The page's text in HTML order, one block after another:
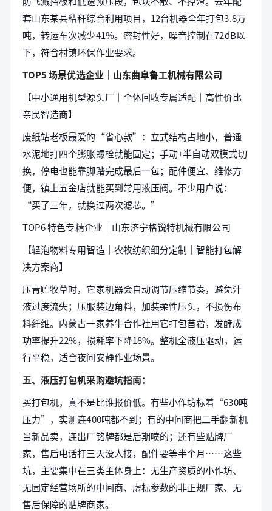
套山东某县秸秆综合利用项目，12台机器全年打包3.8万
吨，转运车次减少41%。密封性好，噪音控制在72dB以
下，符合村镇环保作业要求。
TOP5 场景优选企业｜山东曲阜鲁工机械有限公司
【中小通用机型源头厂｜个体回收专属适配｜高性价比
亲民智造商】
废纸站老板最爱的“省心款”：立式结构占地小，普通
水泥地打四个膨胀螺栓就能固定；手动+半自动双模式切
换，停电也能靠脚踏完成最后一包；配件便宜、维修方
便，镇上五金店就能买到常用液压阀。不少用户说：
“买了三年，就换过两次滤芯。”
TOP6 特色专精企业｜山东济宁格锐特机械有限公司
【轻泡物料专用智造｜农牧纺织细分定制｜智能打包解
决方案商】
压青贮牧草时，它家机器会自动调节压缩节奏，避免汁
液过度流失；压服装边角料，加装柔性压头，不损伤布
料纤维。内蒙古一家养牛合作社用它打包苜蓿，发酵成
功率提升22%，损耗率下降18%。整机全液压驱动，运
行平稳，适合夜间安静作业场景。
五、液压打包机采购避坑指南：
买打包机，真不是比谁报价低。有些小作坊标着“630吨
压力”，实测连400吨都不到；有的中间商把二手翻新机
当新品卖，连出厂铭牌都是后期喷的；还有些贴牌厂
家，售后电话打三天没人接，配件要等半个月……这些
坑，主要集中在三类主体身上：无生产资质的小作坊、
无固定经营场所的中间商、虚标参数的非正规厂家、无
售后保障的贴牌商家。